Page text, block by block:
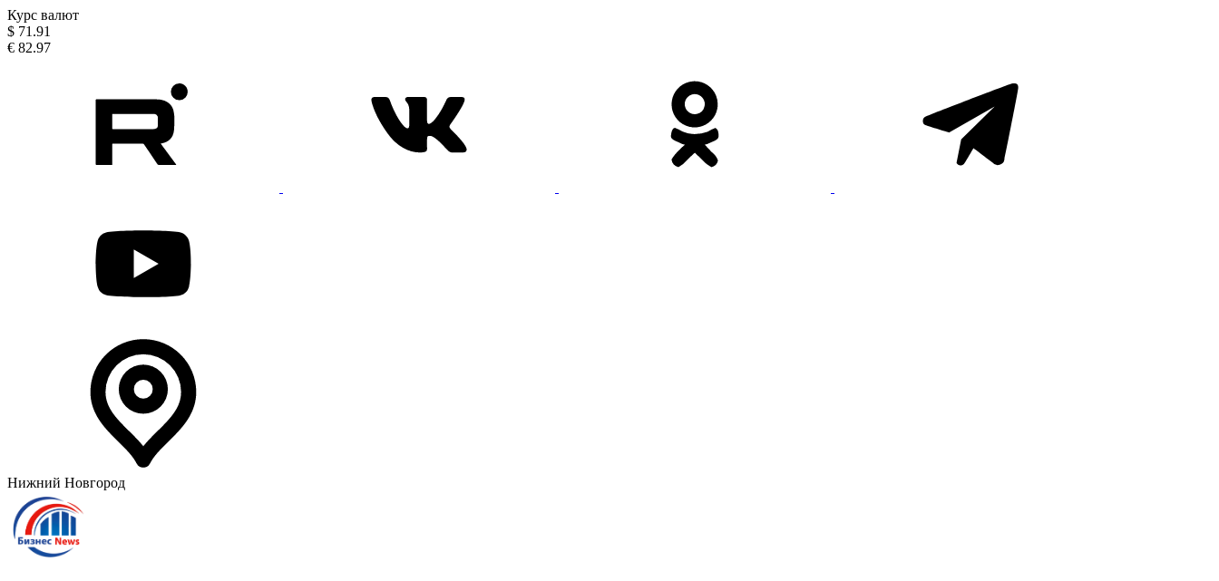
Курс валют
$ 71.91
€ 82.97
Нижний Новгород